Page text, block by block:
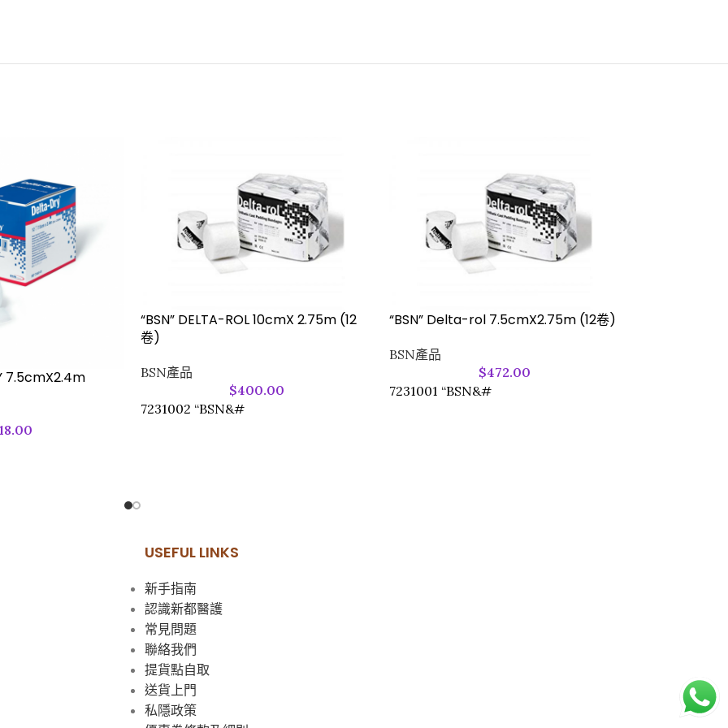
7.5cmX2.4m
“BSN” DELTA-ROL 10cmX 2.75m (12
卷)
BSN產品
$400.00
7231002 “BSN&#
“BSN” Delta-rol 7.5cmX2.75m (12卷)
BSN產品
$472.00
7231001 “BSN&#
USEFUL LINKS
新手指南
認識新都醫護
常見問題
聯絡我們
提貨點自取
送貨上門
私隱政策